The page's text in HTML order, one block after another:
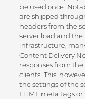
be used once.
are shipped
headers from the
server load and
infrastructure,
Content Delivery
responses from
clients. This,
the settings of the
HTML meta tags or